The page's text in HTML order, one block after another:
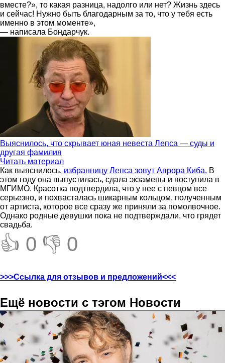
вместе?», то какая разница, надолго или нет? Жизнь здесь
и сейчас! Нужно быть благодарным за то, что у тебя есть
именно в этом моменте»,
— написала Бондарчук.
Выяснилось, что скрывает юная невеста Лепса — суды и
другая фамилия
Читать материал
Как выяснилось, избранницу Лепса зовут Аврора Киба. В
этом году она выпустилась, сдала экзамены и поступила в
МГИМО. Красотка подтвердила, что у нее с певцом все
серьезно, и похвасталась шикарным кольцом, полученным
от артиста, которое все сразу же приняли за помолвочное.
Однако родные девушки пока не подтверждали, что грядет
свадьба.
👍 0 👎 0
>>>Ссылка для отзывов и предложений<<<
Ещё новости с тэгом Новости